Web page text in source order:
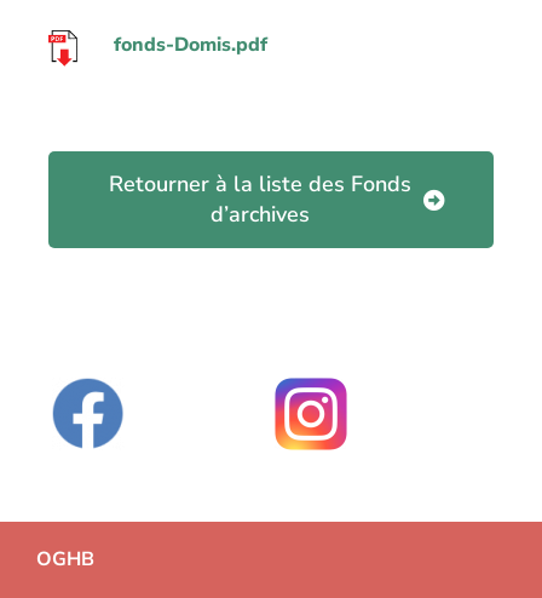
fonds-Domis.pdf
Retourner à la liste des Fonds
d’archives
OGHB